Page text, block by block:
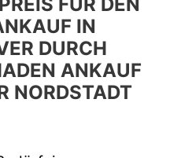
FÜR DEN
IN
DURCH
ANKAUF
NORDSTADT